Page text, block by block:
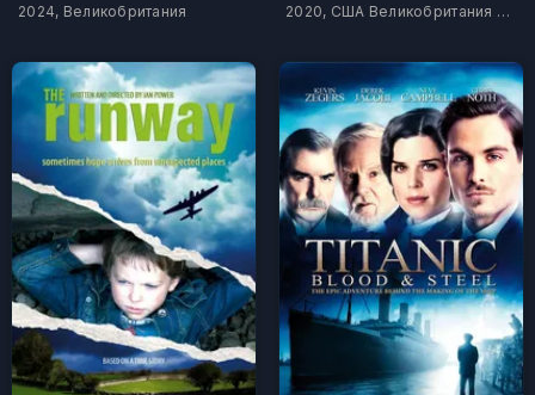
2024, Великобритания 2020, США Великобритания Ирландия